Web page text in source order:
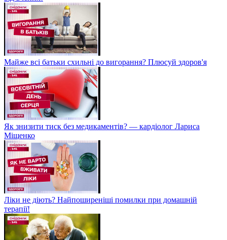
Майже всі батьки схильні до вигорання? Плюсуй здоров'я
Як знизити тиск без медикаментів? — кардіолог Лариса
Міщенко
Ліки не діють? Найпоширеніші помилки при домашній
терапії!